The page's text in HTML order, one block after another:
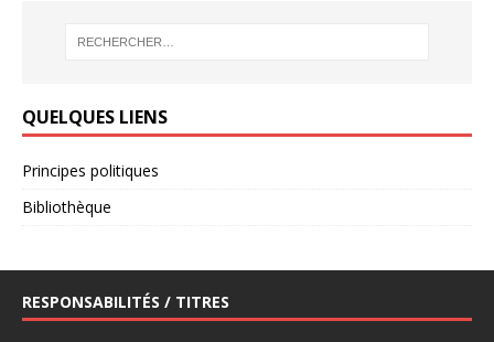
QUELQUES LIENS
Principes politiques
Bibliothèque
RESPONSABILITÉS / TITRES